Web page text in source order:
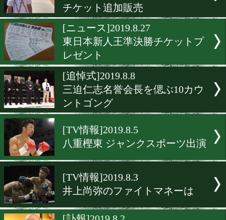
東日本新人王決勝戦チケッ
レゼント
[ニュース]2019.9.24
ダイヤモンドグローブチケ
プレゼント
[TV情報]2019.9.13
井上尚弥がさんまのまんま
場
[TV情報]2019.9.6
井上尚弥が聖地ラスベガス
チケット追加販売